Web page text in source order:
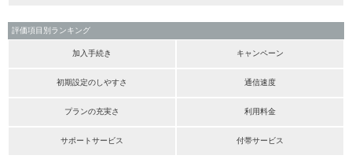
評価項目別ランキング
加入手続き キャンペーン
初期設定のしやすさ 通信速度
プランの充実さ 利用料金
サポートサービス 付帯サービス